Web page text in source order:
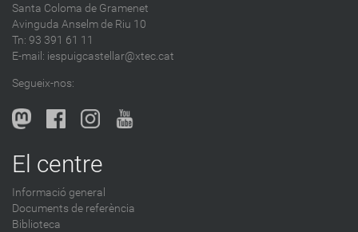
e
s
a
b
l
o
-
Santa Coloma de Gramenet
Avinguda Anselm de Riu 10
Tn: 93 391 61 11
E-mail: iespuigcastellar@xtec.cat
Segueix-nos:
El centre
Informació general
Documents de referència
Biblioteca